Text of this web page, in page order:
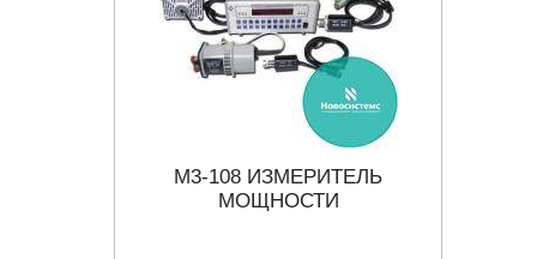
М3-108 ИЗМЕРИТЕЛЬ
МОЩНОСТИ